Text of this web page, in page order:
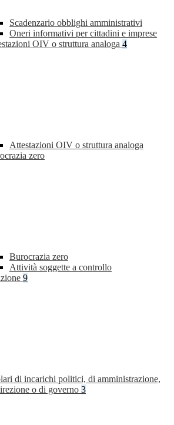
Scadenzario obblighi amministrativi
Oneri informativi per cittadini e imprese
OIV o struttura analoga 4
Attestazioni OIV o struttura analoga
zero
Burocrazia zero
Attività soggette a controllo
9
di incarichi politici, di amministrazione,
o di governo 3